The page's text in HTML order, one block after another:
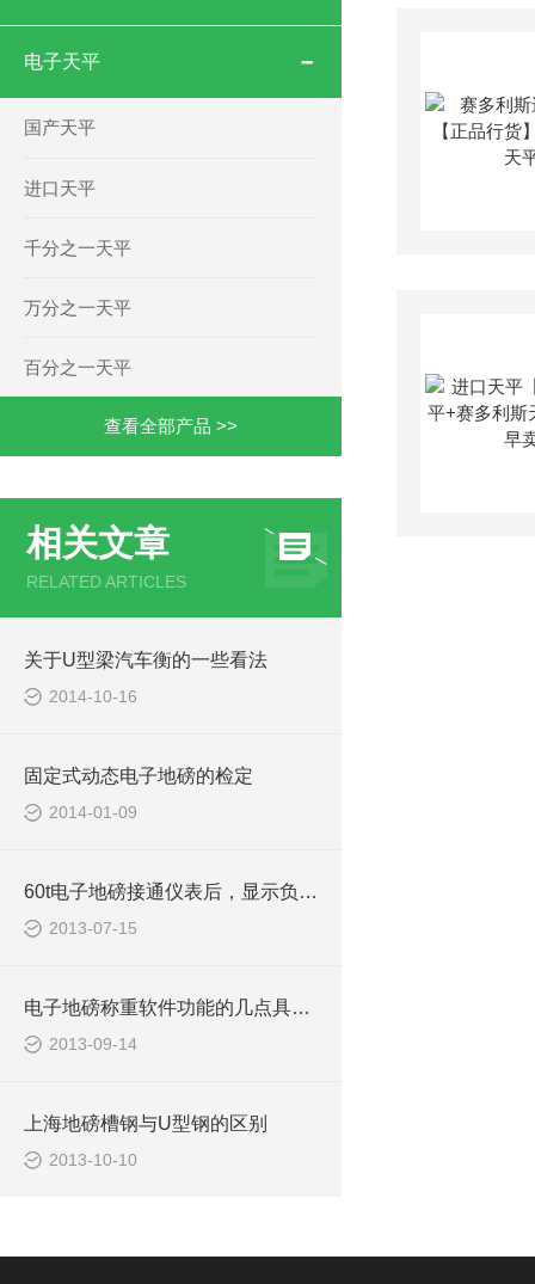
电子天平
国产天平
进口天平
千分之一天平
万分之一天平
百分之一天平
查看全部产品 >>
相关文章
RELATED ARTICLES
关于U型梁汽车衡的一些看法
2014-10-16
固定式动态电子地磅的检定
2014-01-09
60t电子地磅接通仪表后，显示负超载
2013-07-15
电子地磅称重软件功能的几点具体说明
2013-09-14
上海地磅槽钢与U型钢的区别
2013-10-10